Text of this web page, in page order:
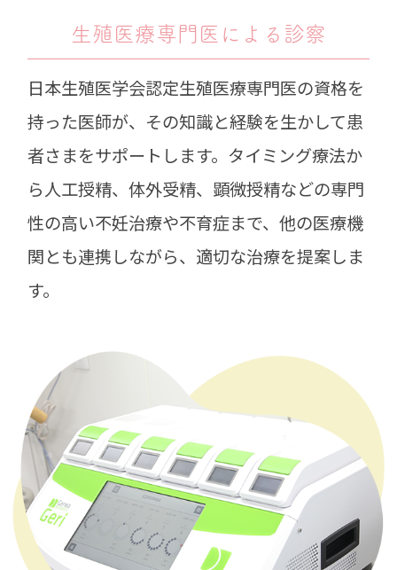
生殖医療専門医 による診察
日本生殖医学会認定生殖医療専門医の資格を
持った医師が、その知識と経験を生かして患
者さまをサポートします。タイミング療法か
ら人工授精、体外受精、顕微授精などの専門
性の高い不妊治療や不育症まで、他の医療機
関とも連携しながら、適切な治療を提案しま
す。